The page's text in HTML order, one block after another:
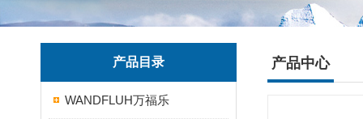
产品目录
WANDFLUH万福乐
产品中心